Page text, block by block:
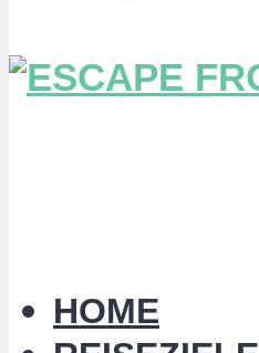
HOME